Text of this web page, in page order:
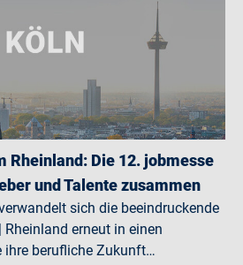
Rheinland: Die 12. jobmesse
und Talente zusammen
sich die beeindruckende
Rheinland erneut in einen
ihre berufliche Zukunft…